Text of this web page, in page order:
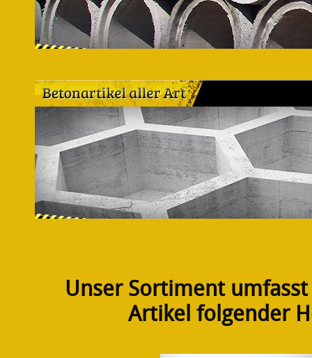
Unser Sortiment
Artikel folgender